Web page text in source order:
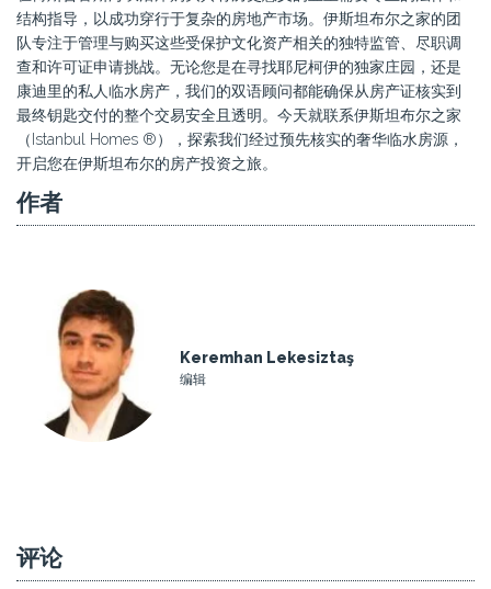
结构指导，以成功穿行于复杂的房地产市场。伊斯坦布尔之家的团
队专注于管理与购买这些受保护文化资产相关的独特监管、尽职调
查和许可证申请挑战。无论您是在寻找耶尼柯伊的独家庄园，还是
康迪里的私人临水房产，我们的双语顾问都能确保从房产证核实到
最终钥匙交付的整个交易安全且透明。今天就联系伊斯坦布尔之家
（Istanbul Homes ®），探索我们经过预先核实的奢华临水房源，
开启您在伊斯坦布尔的房产投资之旅。
作者
Keremhan Lekesiztaş
编辑
评论